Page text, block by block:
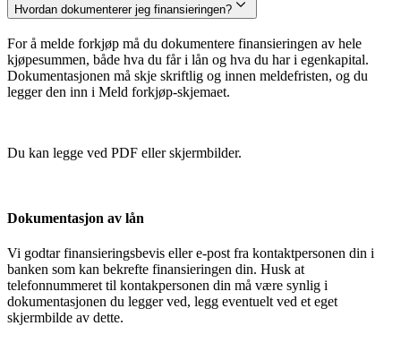
Hvordan dokumenterer jeg finansieringen?
For å melde forkjøp må du dokumentere finansieringen av hele
kjøpesummen, både hva du får i lån og hva du har i egenkapital.
Dokumentasjonen må skje skriftlig og innen meldefristen, og du
legger den inn i Meld forkjøp-skjemaet.
Du kan legge ved PDF eller skjermbilder.
Dokumentasjon av lån
Vi godtar finansieringsbevis eller e-post fra kontaktpersonen din i
banken som kan bekrefte finansieringen din. Husk at
telefonnummeret til kontakpersonen din må være synlig i
dokumentasjonen du legger ved, legg eventuelt ved et eget
skjermbilde av dette.